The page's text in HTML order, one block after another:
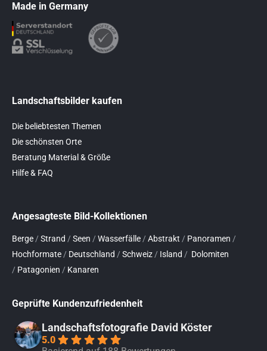
Made in Germany
Landschaftsbilder kaufen
Die beliebtesten Themen
Die schönsten Orte
Beratung Material & Größe
Hilfe & FAQ
Angesagteste Bild-Kollektionen
Berge/ Strand / Seen / Wasserfälle/ Abstrakt / Panoramen /
Hochformate/ Deutschland / Schweiz/ Island / Dolomiten
/ Patagonien / Kanaren
Geprüfte Kundenzufriedenheit
Landschaftsfotografie David Köster
5.0